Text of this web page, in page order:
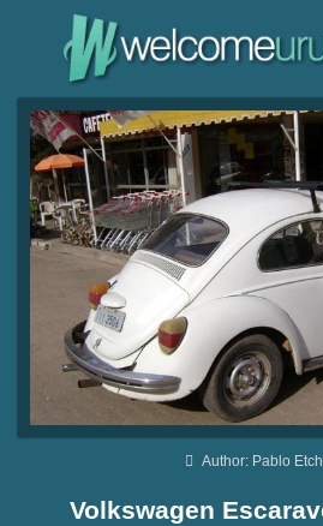
Author: Pablo
Volkswagen